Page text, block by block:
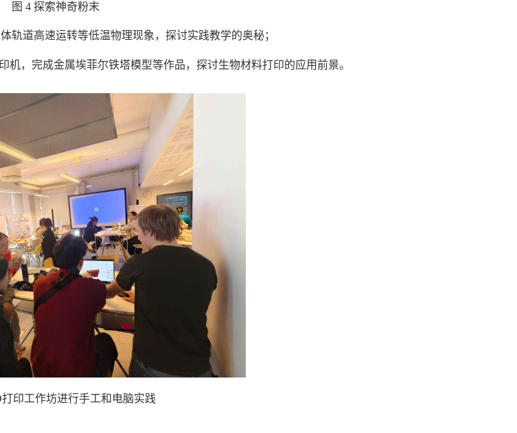
图 4 探索神奇粉末
轨道高速运转等低温物理现象，探讨实践教学的奥秘；
机，完成金属埃菲尔铁塔模型等作品，探讨生物材料打印的应用前景。
打印工作坊进行手工和电脑实践